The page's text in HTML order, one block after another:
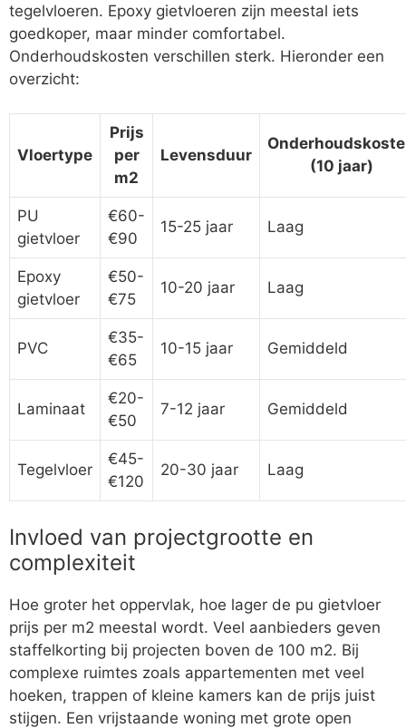
tegelvloeren. Epoxy gietvloeren zijn meestal iets
goedkoper, maar minder comfortabel.
Onderhoudskosten verschillen sterk. Hieronder een
overzicht:
Vloertype
Prijs
per
m2
Levensduur
(10 jaar)
PU
gietvloer
€60-
€90
15-25 jaar Laag
Epoxy
gietvloer
€50-
€75
10-20 jaar Laag
PVC
€35-
€65
10-15 jaar Gemiddeld
Laminaat
€20-
€50
7-12 jaar Gemiddeld
Tegelvloer
€45-
€120
20-30 jaar Laag
Invloed van projectgrootte en
complexiteit
Hoe groter het oppervlak, hoe lager de pu gietvloer
prijs per m2 meestal wordt. Veel aanbieders geven
staffelkorting bij projecten boven de 100 m2. Bij
complexe ruimtes zoals appartementen met veel
hoeken, trappen of kleine kamers kan de prijs juist
stijgen. Een vrijstaande woning met grote open